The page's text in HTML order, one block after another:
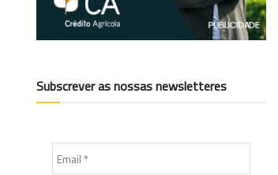
Subscrever as nossas newsletteres